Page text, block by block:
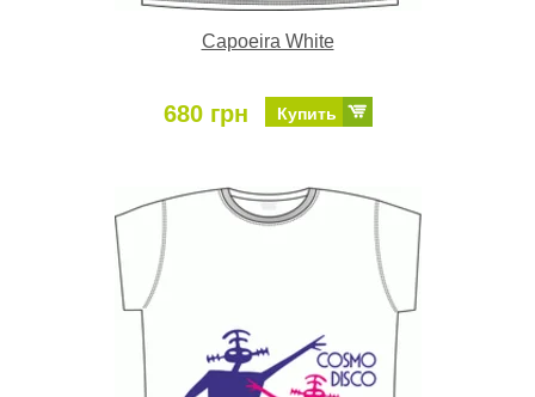
Capoeira White
680 грн Купить